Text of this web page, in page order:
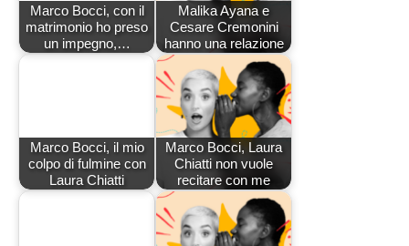
Marco Bocci, con il
matrimonio ho preso
un impegno,…
Malika Ayana e
Cesare Cremonini
hanno una relazione
Marco Bocci, il mio
colpo di fulmine con
Laura Chiatti
Marco Bocci, Laura
Chiatti non vuole
recitare con me